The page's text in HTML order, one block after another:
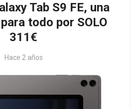
Tab S9 FE, una
todo por SOLO
311€
Hace 2 años